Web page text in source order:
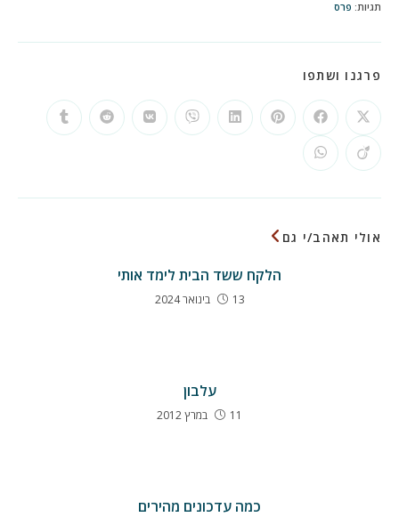
תגיות: פרס
פרגנו ושתפו
CONTENT
Opens
in
a
new
window
Opens
in
a
new
window
Opens
in
Opens
in
Opens
in
Opens
in
Opens
in
Opens
in
Opens
in
new
Opens
in
new
אולי תאהב/י גם
הלקח ששד הבית לימד אותי
13 בינואר 2024
עלבון
11 במרץ 2012
כמה עדכונים מהירים